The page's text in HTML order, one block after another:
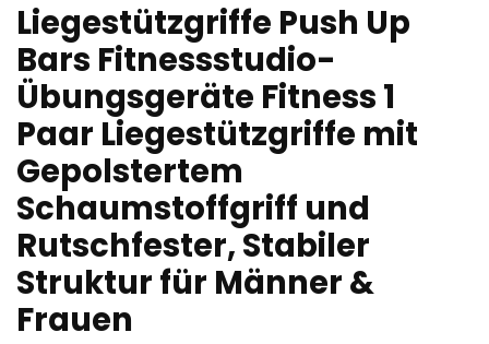
Liegestützgriffe Push Up
Bars Fitnessstudio-
Übungsgeräte Fitness 1
Paar Liegestützgriffe mit
Gepolstertem
Schaumstoffgriff und
Rutschfester, Stabiler
Struktur für Männer &
Frauen